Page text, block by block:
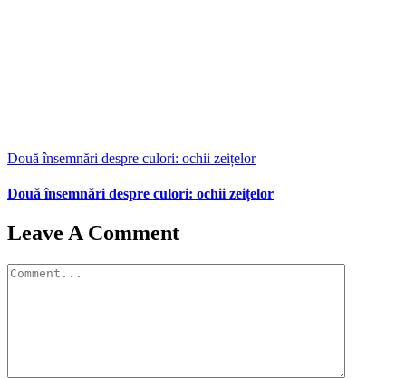
Două însemnări despre culori: ochii zeițelor
Două însemnări despre culori: ochii zeițelor
Leave A Comment
Comment